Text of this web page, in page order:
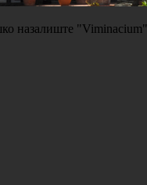
назалиште "Viminacium"